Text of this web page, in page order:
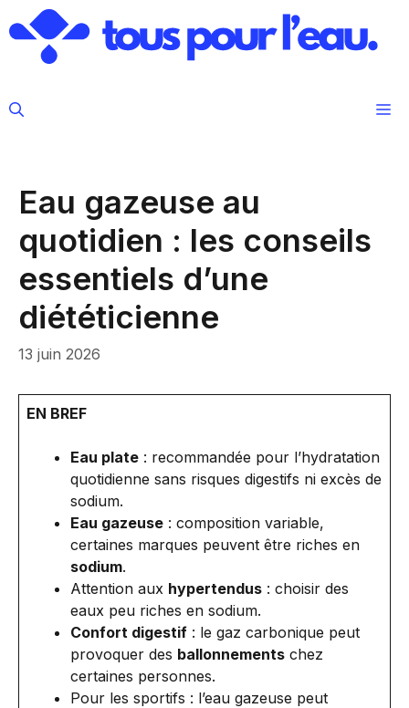
au
contenu
Eau gazeuse au
quotidien : les conseils
essentiels d’une
diététicienne
13 juin 2026
EN BREF
Eau plate : recommandée pour l’hydratation
quotidienne sans risques digestifs ni excès de
sodium.
Eau gazeuse : composition variable,
certaines marques peuvent être riches en
sodium.
Attention aux hypertendus : choisir des
eaux peu riches en sodium.
Confort digestif : le gaz carbonique peut
provoquer des ballonnements chez
certaines personnes.
Pour les sportifs : l’eau gazeuse peut